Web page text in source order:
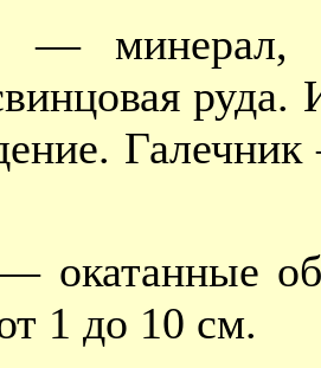
— минерал,
руда.
окатанные
1 до 10 см.